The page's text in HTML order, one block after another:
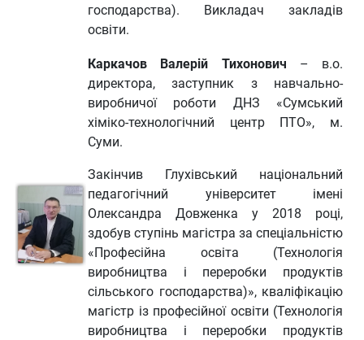
господарства). Викладач закладів
освіти.
Каркачов Валерій Тихонович –
в.о.
директора, заступник з навчально-
виробничої роботи ДНЗ «Сумський
хіміко-технологічний центр ПТО», м.
Суми.
Закінчив Глухівський національний
педагогічний університет імені
Олександра Довженка у 2018 році,
здобув ступінь магістра за спеціальністю
«Професійна освіта (Технологія
виробництва і переробки продуктів
сільського господарства)», кваліфікацію
магістр із професійної освіти (Технологія
виробництва і переробки продуктів